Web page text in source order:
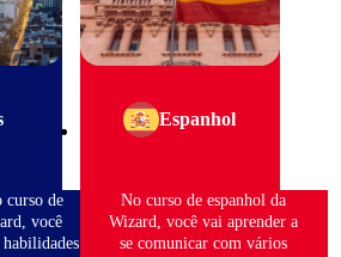
curso de
você
Espanhol
No curso de espanhol da
Wizard, você vai aprender a
se comunicar com vários